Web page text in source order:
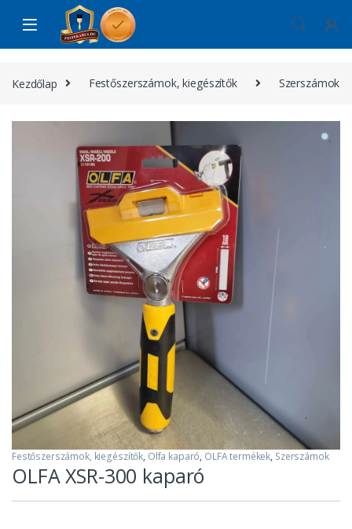
Skip to navigation
Skip to content
Kezdőlap Festőszerszámok, kiegészítők Szerszámok
Festőszerszámok, kiegészítők, Olfa kaparó, OLFA termékek, Szerszámok
OLFA XSR-300 kaparó